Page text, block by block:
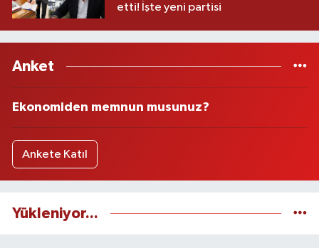
etti! İşte yeni partisi
Anket
Ekonomiden memnun musunuz?
Ankete Katıl
Yükleniyor...